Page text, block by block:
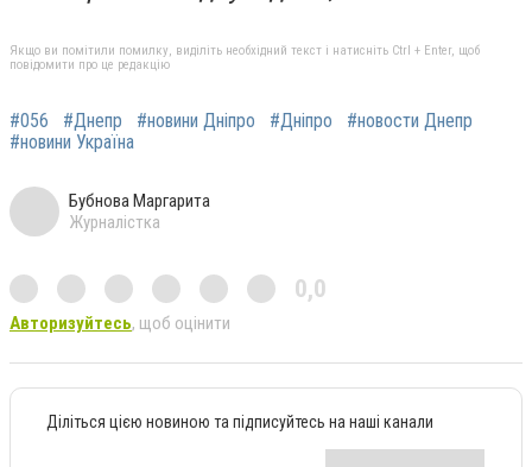
Якщо ви помітили помилку, виділіть необхідний текст і натисніть Ctrl + Enter, щоб
повідомити про це редакцію
#056 #Днепр #новини Дніпро #Дніпро
#новости Днепр
#новини Україна
Бубнова Маргарита
Журналістка
0,0
Авторизуйтесь, щоб оцінити
Діліться цією новиною та підписуйтесь на наші канали